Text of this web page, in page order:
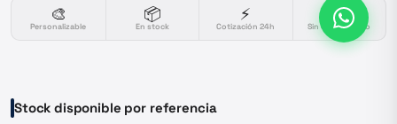
🎨
Personalizable
📦
En stock
⚡
Cotización 24h
🔒
Sin compromiso
Stock disponible por referencia